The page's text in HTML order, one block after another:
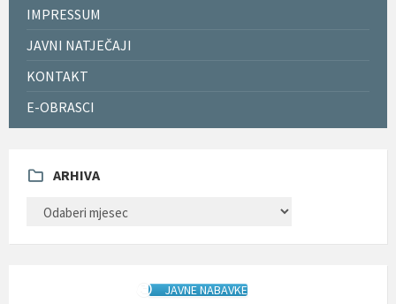
IMPRESSUM
JAVNI NATJEČAJI
KONTAKT
E-OBRASCI
ARHIVA
JAVNE NABAVKE